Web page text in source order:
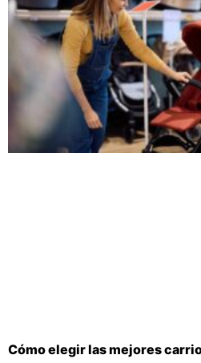
Cómo elegir las mejores